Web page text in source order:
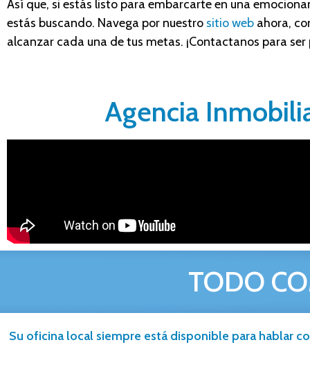
Así que, si estás listo para embarcarte en una
estás buscando. Navega por nuestro sitio web ahora,
alcanzar cada una de tus metas. ¡Contactanos para
Agencia
TODO
Su oficina local siempre está disponible para hablar